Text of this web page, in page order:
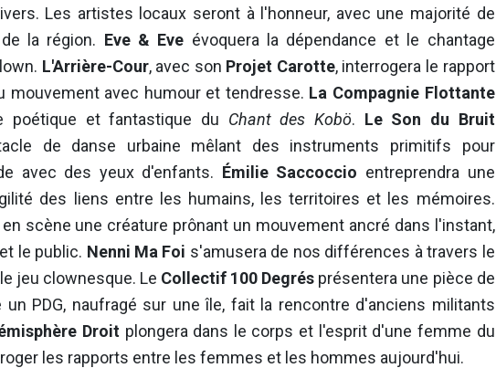
Les artistes locaux seront à l'honneur, avec une majorité de
la région. Eve & Eve évoquera la dépendance et le chantage
L'Arrière-Cour, avec son Projet Carotte, interrogera le rapport
mouvement avec humour et tendresse. La Compagnie Flottante
poétique et fantastique du Chant des Kobö. Le Son du Bruit
de danse urbaine mêlant des instruments primitifs pour
avec des yeux d'enfants. Émilie Saccoccio entreprendra une
des liens entre les humains, les territoires et les mémoires.
scène une créature prônant un mouvement ancré dans l'instant,
le public. Nenni Ma Foi s'amusera de nos différences à travers le
jeu clownesque. Le Collectif 100 Degrés présentera une pièce de
un PDG, naufragé sur une île, fait la rencontre d'anciens militants
Droitplongera dans le corps et l'esprit d'une femme du
les rapports entre les femmes et les hommes aujourd'hui.